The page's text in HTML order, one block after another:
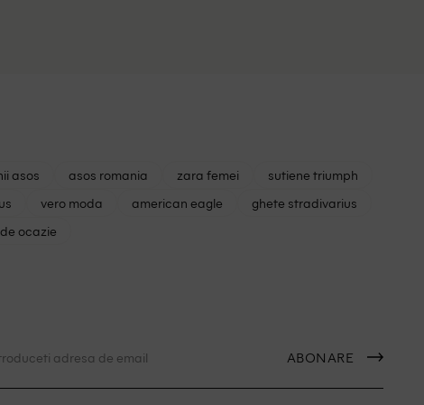
asos asos romania zara femei
sutiene triumph
vero moda american eagle
ghete stradivarius
ocazie
ABONARE